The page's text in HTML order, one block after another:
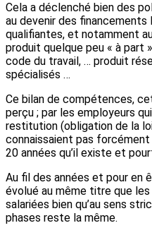
Cela a déclenché bien des
au devenir des financements
qualifiantes, et notamment
produit quelque peu « à part
code du travail, … produit
spécialisés …
Ce bilan de compétences,
perçu ; par les employeurs
restitution (obligation de la
connaissaient pas
20 années qu’il existe et
Au fil des années et pour en
évolué au même titre que
salariées bien qu’au sens
phases reste la même.